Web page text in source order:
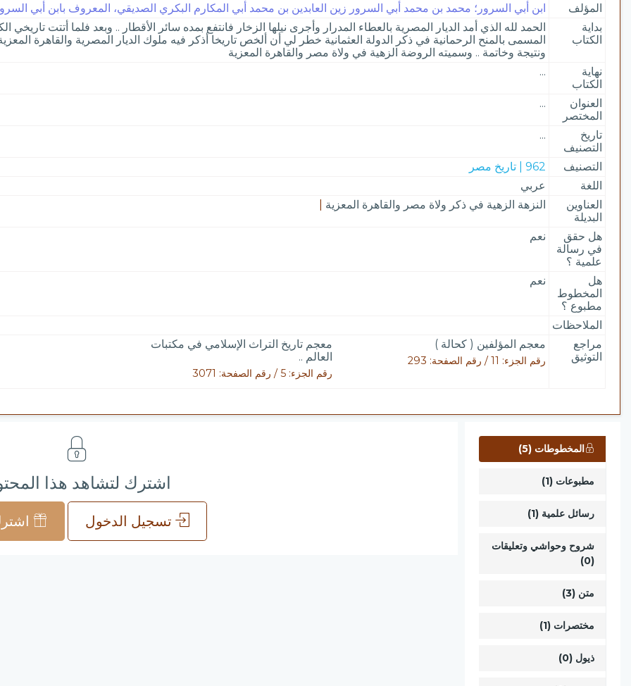
المؤلف
ابن أبي السرور؛ محمد بن محمد أبي السرور زين العابدين بن محمد أبي المكارم البكري الصديقي، المعروف بابن أبي السرور |
بداية
الكتاب
الحمد لله الذي أمد الديار المصرية بالعطاء المدرار وأجرى نيلها الزخار فانتفع بمده سائر الأقطار .. وبعد فلما أتتت تاريخي
المسمى بالمنح الرحمانية في ذكر الدولة العثمانية خطر لي أن ألخص تاريخا أذكر فيه ملوك الديار المصرية والقاهرة
ونتيجة وخاتمة .. وسميته الروضة الزهية في ولاة مصر والقاهرة المعزية
نهاية
الكتاب
...
العنوان
المختصر
...
تاريخ
التصنيف
...
التصنيف
962 | تاريخ مصر
اللغة
عربي
العناوين
البديلة
النزهة الزهية في ذكر ولاة مصر والقاهرة المعزية
هل حقق
في رسالة
علمية ؟
نعم
هل
المخطوط
مطبوع ؟
نعم
الملاحظات
مراجع
التوثيق
معجم المؤلفين ( كحالة )
رقم الجزء: 11 / رقم الصفحة: 293
معجم تاريخ التراث الإسلامي في مكتبات
العالم ..
رقم الجزء: 5 / رقم الصفحة: 3071
المخطوطات (5)
مطبوعات (1)
رسائل علمية (1)
شروح وحواشي وتعليقات
(0)
متن (3)
مختصرات (1)
ذيول (0)
اشترك لتشاهد هذا
تسجيل الدخول